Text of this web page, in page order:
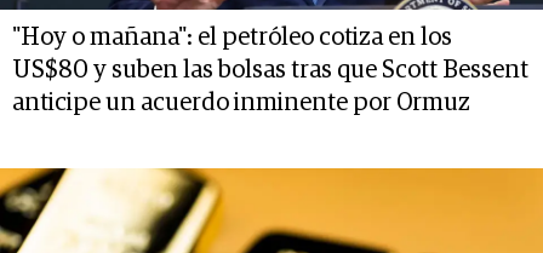
"Hoy o mañana": el petróleo cotiza en los
US$80 y suben las bolsas tras que Scott Bessent
anticipe un acuerdo inminente por Ormuz